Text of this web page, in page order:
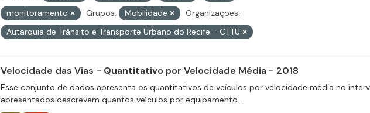
monitoramento
Grupos: Mobilidade
Organizações:
Autarquia de Trânsito e Transporte Urbano do Recife - CTTU
Velocidade das Vias - Quantitativo por Velocidade Média - 2018
Esse conjunto de dados apresenta os quantitativos de veículos por velocidade média no
apresentados descrevem quantos veículos por equipamento...